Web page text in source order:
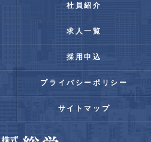
社員紹介
求人一覧
採用申込
プライバシーポリシー
サイトマップ